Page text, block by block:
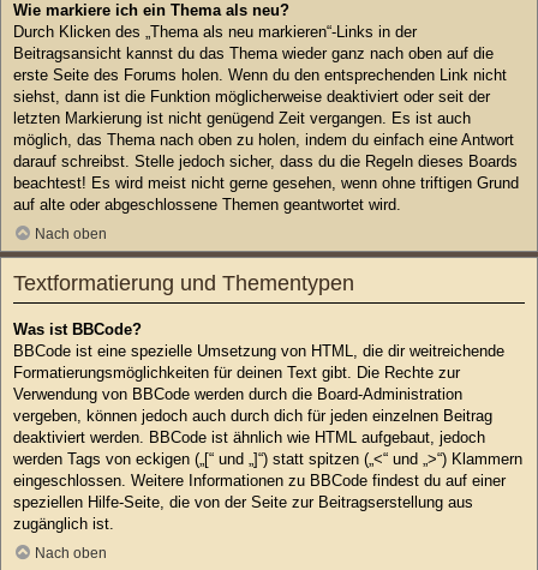
Wie markiere ich ein Thema als neu?
Durch Klicken des „Thema als neu markieren“-Links in der
Beitragsansicht kannst du das Thema wieder ganz nach oben auf die
erste Seite des Forums holen. Wenn du den entsprechenden Link nicht
siehst, dann ist die Funktion möglicherweise deaktiviert oder seit der
letzten Markierung ist nicht genügend Zeit vergangen. Es ist auch
möglich, das Thema nach oben zu holen, indem du einfach eine Antwort
darauf schreibst. Stelle jedoch sicher, dass du die Regeln dieses Boards
beachtest! Es wird meist nicht gerne gesehen, wenn ohne triftigen Grund
auf alte oder abgeschlossene Themen geantwortet wird.
Nach oben
Textformatierung und Thementypen
Was ist BBCode?
BBCode ist eine spezielle Umsetzung von HTML, die dir weitreichende
Formatierungsmöglichkeiten für deinen Text gibt. Die Rechte zur
Verwendung von BBCode werden durch die Board-Administration
vergeben, können jedoch auch durch dich für jeden einzelnen Beitrag
deaktiviert werden. BBCode ist ähnlich wie HTML aufgebaut, jedoch
werden Tags von eckigen („[“ und „]“) statt spitzen („<“ und „>“) Klammern
eingeschlossen. Weitere Informationen zu BBCode findest du auf einer
speziellen Hilfe-Seite, die von der Seite zur Beitragserstellung aus
zugänglich ist.
Nach oben